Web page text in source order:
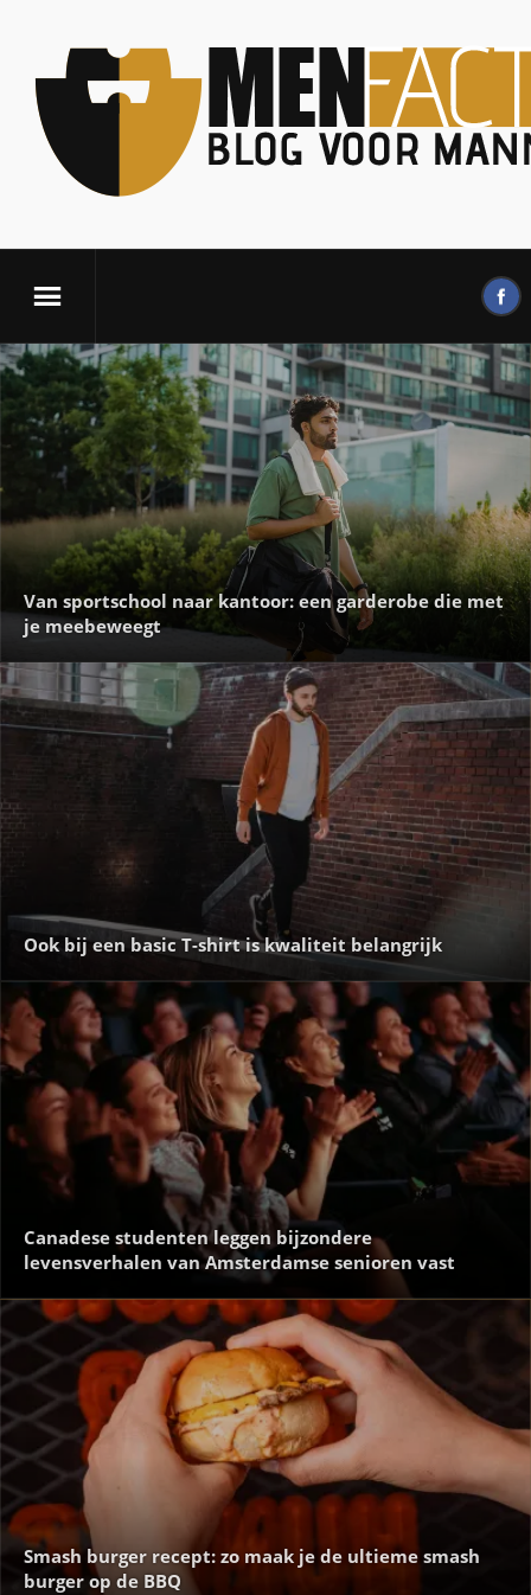
Van sportschool naar kantoor: een garderobe die met
je meebeweegt
Ook bij een basic T-shirt is kwaliteit belangrijk
Canadese studenten leggen bijzondere
levensverhalen van Amsterdamse senioren vast
Smash burger recept: zo maak je de ultieme smash
burger op de BBQ